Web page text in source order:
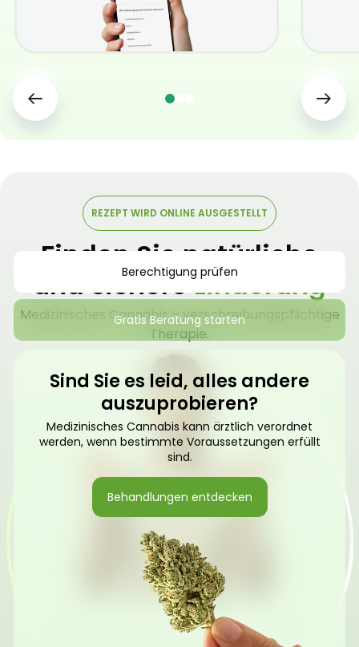
REZEPT WIRD ONLINE AUSGESTELLT
Finden Sie natürliche
und sichereLinderung
Medizinisches Cannabis – verschreibungspflichtige
Therapie.
Berechtigung prüfen
Gratis Beratung starten
Sind Sie es leid, alles andere
auszuprobieren?
Medizinisches Cannabis kann ärztlich verordnet
werden, wenn bestimmte Voraussetzungen erfüllt
sind.
Behandlungen entdecken